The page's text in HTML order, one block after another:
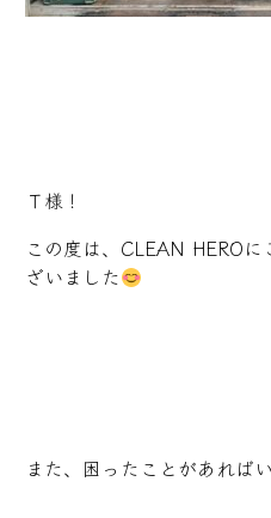
Ｔ様！
この度は、CLEAN HERO
ざいました
また、困ったことがあれば